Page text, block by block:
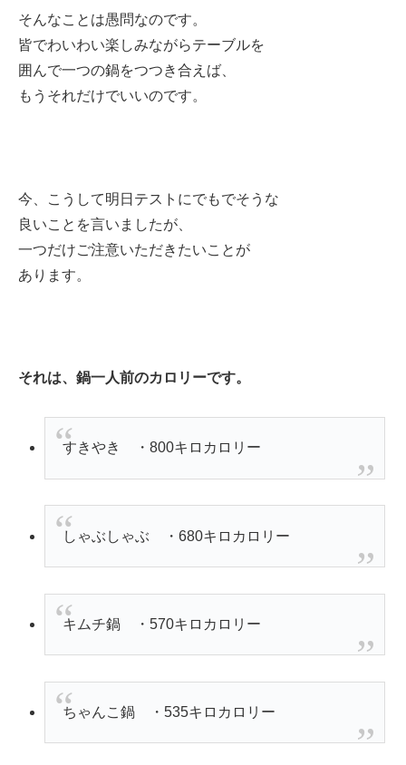
そんなことは愚問なのです。
皆でわいわい楽しみながらテーブルを
囲んで一つの鍋をつつき合えば、
もうそれだけでいいのです。
今、こうして明日テストにでもでそうな
良いことを言いましたが、
一つだけご注意いただきたいことが
あります。
それは、鍋一人前のカロリーです。
すきやき ・800キロカロリー
しゃぶしゃぶ ・680キロカロリー
キムチ鍋 ・570キロカロリー
ちゃんこ鍋 ・535キロカロリー